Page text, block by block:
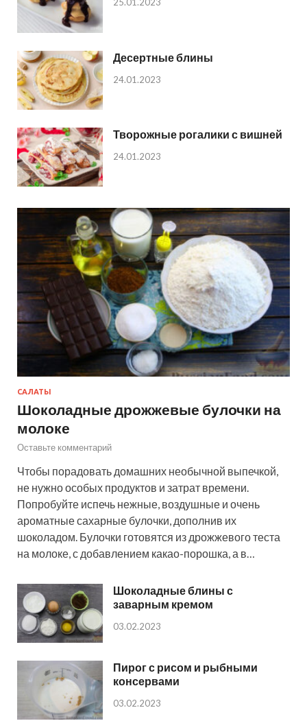
25.01.2023
Десертные блины
24.01.2023
Творожные рогалики с вишней
24.01.2023
САЛАТЫ
Шоколадные дрожжевые булочки на
молоке
Оставьте комментарий
Чтобы порадовать домашних необычной выпечкой,
не нужно особых продуктов и затрат времени.
Попробуйте испечь нежные, воздушные и очень
ароматные сахарные булочки, дополнив их
шоколадом. Булочки готовятся из дрожжевого теста
на молоке, с добавлением какао-порошка, а в…
Шоколадные блины с
заварным кремом
03.02.2023
Пирог с рисом и рыбными
консервами
03.02.2023